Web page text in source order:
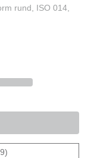
rund, ISO 014,